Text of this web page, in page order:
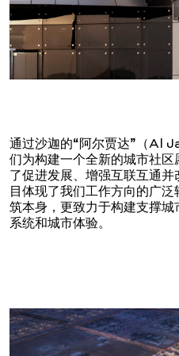
通过沙迦的“阿尔贾达”（Al
们为构建一个全新的城市社
了促进发展、增强互联互通
目体现了我们工作方向的广
筑本身，更致力于构建支撑
系统和城市体验。